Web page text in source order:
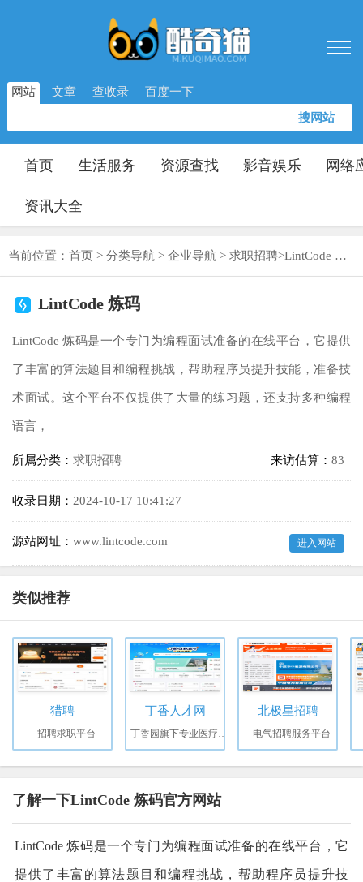
网站 文章 查收录 百度一下
搜网站
首页 生活服务 资源查找 影音娱乐 网络
资讯大全
当前位置： 首页 > 分类导航 > 企业导航 > 求职招聘>LintCode 炼码
LintCode 炼码
LintCode 炼码是一个专门为编程面试准备的在线平台，它提供
了丰富的算法题目和编程挑战，帮助程序员提升技能，准备技
术面试。这个平台不仅提供了大量的练习题，还支持多种编程
语言，
所属分类： 求职招聘 来访估算： 83
收录日期： 2024-10-17 10:41:27
源站网址： www.lintcode.com 进入网站
类似推荐
猎聘
招聘求职平台
丁香人才网 北极星招聘
电气招聘服务平台
了解一下LintCode 炼码官方网站
LintCode 炼码是一个专门为编程面试准备的在线平台，它
提供了丰富的算法题目和编程挑战，帮助程序员提升技